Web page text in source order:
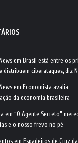
em Brasil está entre os
distribuem ciberataques, diz
em Economista avalia
da economia brasileira
em“O Agente Secreto”
e o nosso frevo no pé
em Espadeiros de Cruz